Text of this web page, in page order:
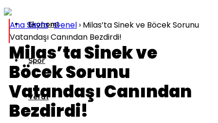
Ekonomi
Spor
Vefat
Ana Sayfa›Genel › Milas’ta Sinek ve Böcek Sorunu
Vatandaşı Canından Bezdirdi!
Milas’ta Sinek ve
Böcek Sorunu
Vatandaşı Canından
Bezdirdi!